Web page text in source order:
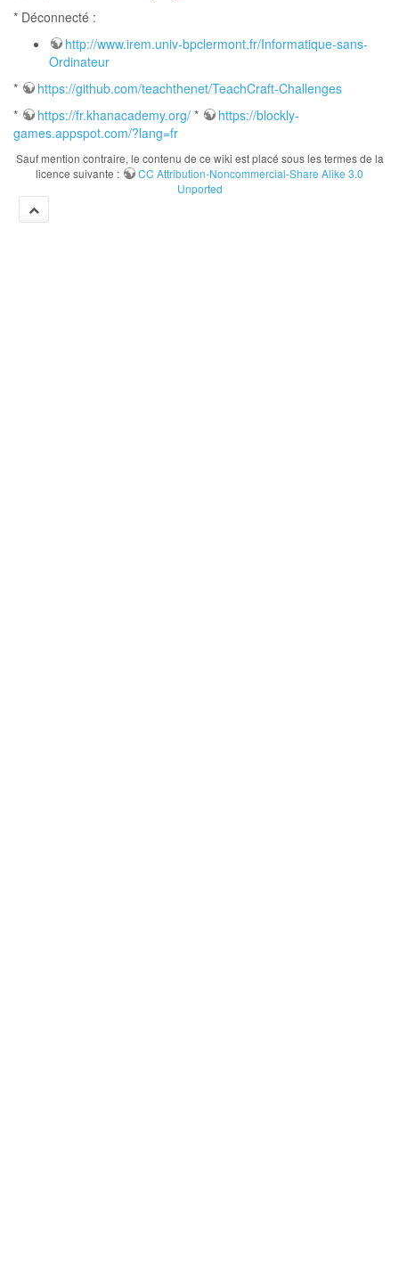
* Déconnecté :
http://www.irem.univ-bpclermont.fr/Informatique-sans-
Ordinateur
*
https://github.com/teachthenet/TeachCraft-Challenges
*
https://fr.khanacademy.org/ *
https://blockly-
games.appspot.com/?lang=fr
Sauf mention contraire, le contenu de ce wiki est placé sous les termes de la
licence suivante :
CC Attribution-Noncommercial-Share Alike 3.0
Unported